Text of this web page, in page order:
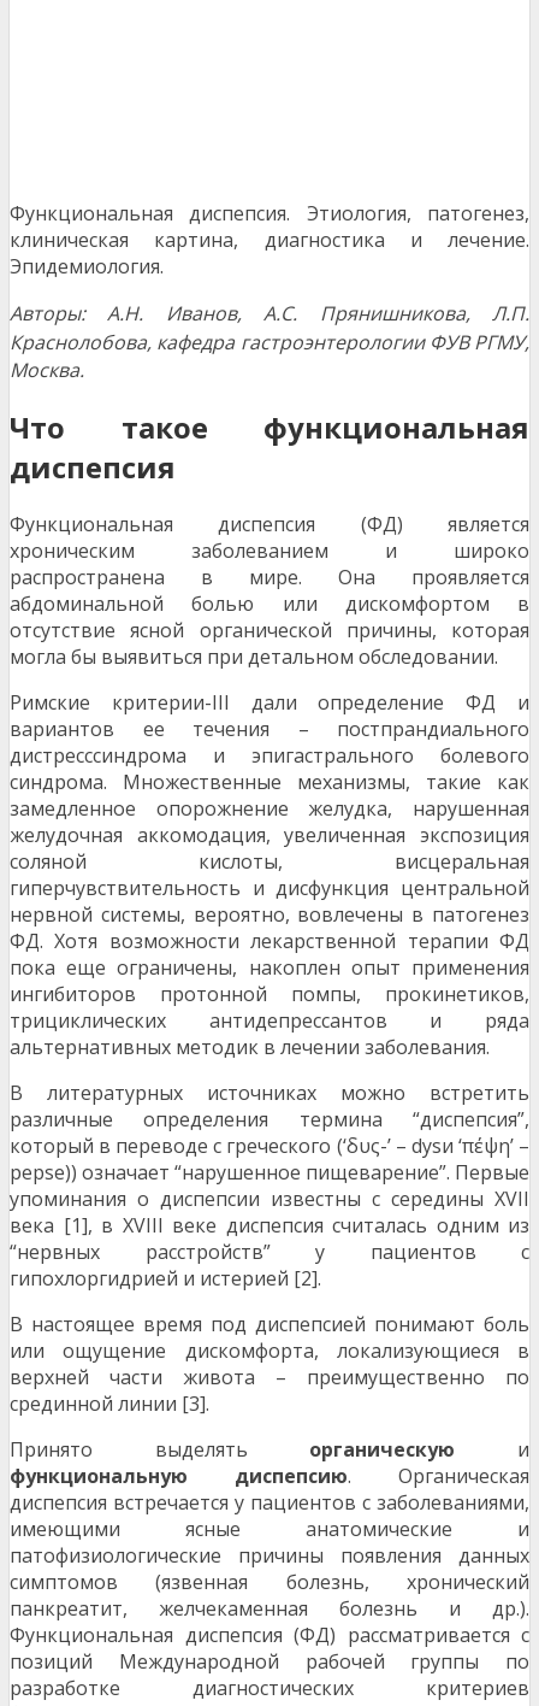
Функциональная диспепсия. Этиология, патогенез,
клиническая картина, диагностика и лечение.
Эпидемиология.
Авторы: А.Н. Иванов, А.С. Прянишникова, Л.П.
Краснолобова, кафедра гастроэнтерологии ФУВ РГМУ,
Москва.
Что такое функциональная
диспепсия
Функциональная диспепсия (ФД) является
хроническим заболеванием и широко
распространена в мире. Она проявляется
абдоминальной болью или дискомфортом в
отсутствие ясной органической причины, которая
могла бы выявиться при детальном обследовании.
Римские критерии-III дали определение ФД и
вариантов ее течения – постпрандиального
дистресссиндрома и эпигастрального болевого
синдрома. Множественные механизмы, такие как
замедленное опорожнение желудка, нарушенная
желудочная аккомодация, увеличенная экспозиция
соляной кислоты, висцеральная
гиперчувствительность и дисфункция центральной
нервной системы, вероятно, вовлечены в патогенез
ФД. Хотя возможности лекарственной терапии ФД
пока еще ограничены, накоплен опыт применения
ингибиторов протонной помпы, прокинетиков,
трициклических антидепрессантов и ряда
альтернативных методик в лечении заболевания.
В литературных источниках можно встретить
различные определения термина “диспепсия”,
который в переводе с греческого (‘δυς-’ – dysи ‘πέψη’ –
pepse)) означает “нарушенное пищеварение”. Первые
упоминания о диспепсии известны с середины XVII
века [1], в XVIII веке диспепсия считалась одним из
“нервных расстройств” у пациентов с
гипохлоргидрией и истерией [2].
В настоящее время под диспепсией понимают боль
или ощущение дискомфорта, локализующиеся в
верхней части живота – преимущественно по
срединной линии [3].
Принято выделять органическую и
функциональную диспепсию. Органическая
диспепсия встречается у пациентов с заболеваниями,
имеющими ясные анатомические и
патофизиологические причины появления данных
симптомов (язвенная болезнь, хронический
панкреатит, желчекаменная болезнь и др.).
Функциональная диспепсия (ФД) рассматривается с
позиций Международной рабочей группы по
разработке диагностических критериев